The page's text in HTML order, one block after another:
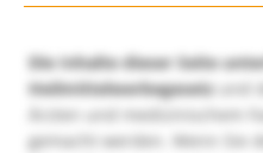
Die Inhalte dieser Seite
Heilmittelwerbegesetzund
Ärzten und medizinischem
gemacht werden. Wenn Sie